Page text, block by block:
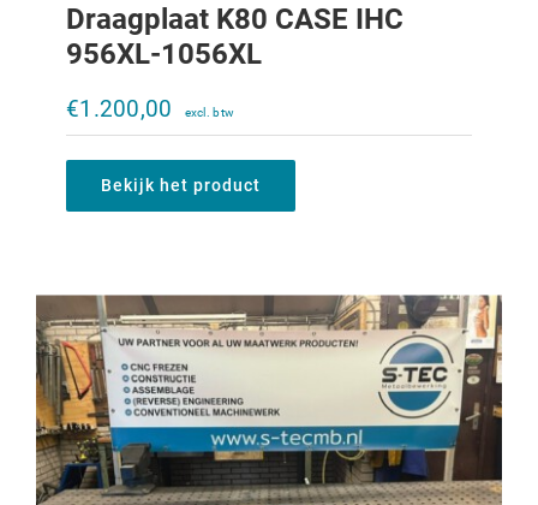
Draagplaat K80 CASE IHC
956XL-1056XL
€1.200,00
Bekijk het product
Draagplaat K80 2x K50 CASE IHC 956XL-
€1.700,00